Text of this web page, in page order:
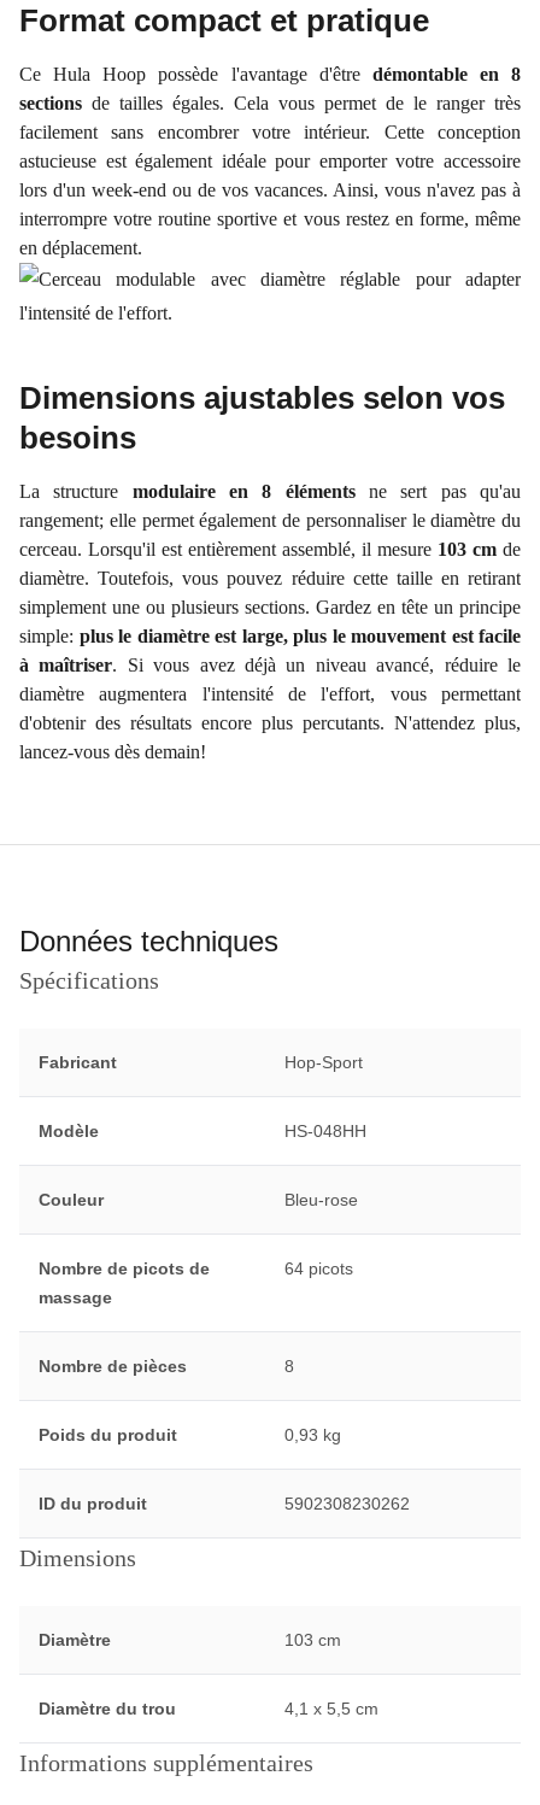
Format compact et pratique
Ce Hula Hoop possède l'avantage d'être démontable en 8
sections de tailles égales. Cela vous permet de le ranger très
facilement sans encombrer votre intérieur. Cette conception
astucieuse est également idéale pour emporter votre accessoire
lors d'un week-end ou de vos vacances. Ainsi, vous n'avez pas à
interrompre votre routine sportive et vous restez en forme, même
en déplacement.
Dimensions ajustables selon vos
besoins
La structure modulaire en 8 élémentsne sert pas qu'au
rangement; elle permet également de personnaliser le diamètre du
cerceau. Lorsqu'il est entièrement assemblé, il mesure 103 cm de
diamètre. Toutefois, vous pouvez réduire cette taille en retirant
simplement une ou plusieurs sections. Gardez en tête un principe
simple: plus le diamètre est large, plus le mouvement est facile
à maîtriser. Si vous avez déjà un niveau avancé, réduire le
diamètre augmentera l'intensité de l'effort, vous permettant
d'obtenir des résultats encore plus percutants. N'attendez plus,
lancez-vous dès demain!
Données techniques
Spécifications
Fabricant Hop-Sport
Modèle HS-048HH
Couleur Bleu-rose
Nombre de picots de
massage
64 picots
Nombre de pièces 8
Poids du produit 0,93 kg
ID du produit 5902308230262
Dimensions
Diamètre 103 cm
Diamètre du trou 4,1 x 5,5 cm
Informations supplémentaires